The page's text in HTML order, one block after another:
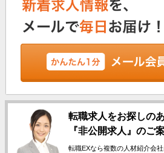
転職求人をお探しの
『非公開求人』のご
転職EXなら複数の人材紹介会